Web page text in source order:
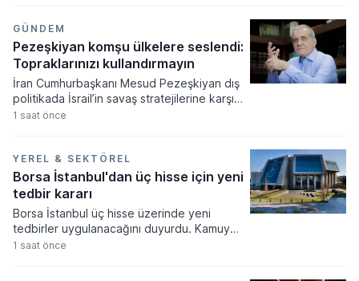
haftalık bazda son yılların en yüksek
getirileri elde edildi.
GÜNDEM
Pezeşkiyan komşu ülkelere seslendi:
Topraklarınızı kullandırmayın
İran Cumhurbaşkanı Mesud Pezeşkiyan dış
politikada İsrail’in savaş stratejilerine karşı
diplomatik mutabakatın önemine vurgu
çalıştığını belirten Pezeşkiyan, Müslüman
ülkelerin topraklarını saldırı amaçlı
kullandırmaması gerektiğini ifade etti.
1 saat önce
YEREL & SEKTÖREL
Borsa İstanbul'dan üç hisse için yeni
tedbir kararı
Borsa İstanbul üç hisse üzerinde yeni
tedbirler uygulanacağını duyurdu. Kamuyu
Aydınlatma Platformu üzerinden yapılan
1 saat önce